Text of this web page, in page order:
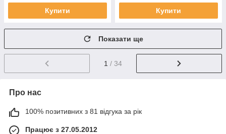
Купити Купити
Показати ще
1 / 34
Про нас
100% позитивних з 81 відгука за рік
Працює з 27.05.2012